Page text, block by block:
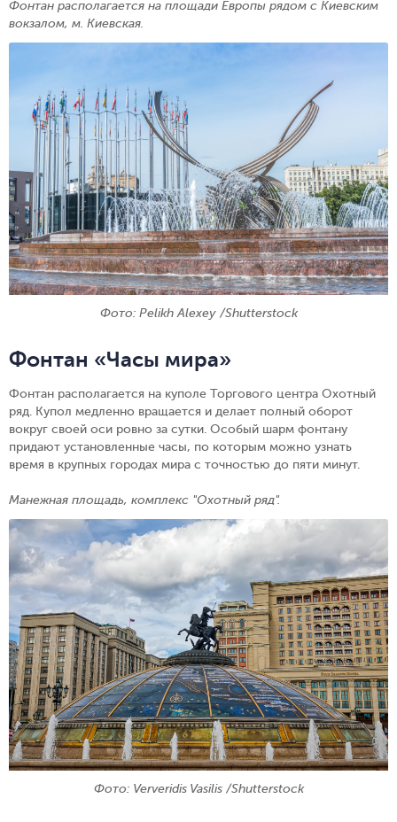
Фонтан располагается на площади Европы рядом с Киевским
вокзалом, м. Киевская.
Фото: Pelikh Alexey /Shutterstock
Фонтан «Часы мира»
Фонтан располагается на куполе Торгового центра Охотный
ряд. Купол медленно вращается и делает полный оборот
вокруг своей оси ровно за сутки. Особый шарм фонтану
придают установленные часы, по которым можно узнать
время в крупных городах мира с точностью до пяти минут.
Манежная площадь, комплекс "Охотный ряд".
Фото: Ververidis Vasilis /Shutterstock